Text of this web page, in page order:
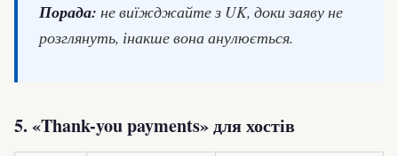
Порада: не виїжджайте з UK, доки заяву не
розглянуть, інакше вона анулюється.
5. «Thank-you payments» для хостів